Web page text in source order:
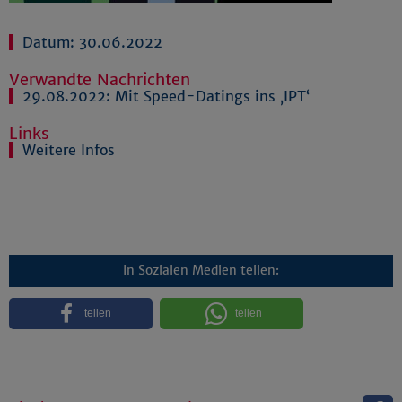
Datum: 30.06.2022
Verwandte Nachrichten
29.08.2022: Mit Speed-Datings ins ‚IPT‘
Links
Weitere Infos
In Sozialen Medien teilen:
teilen teilen